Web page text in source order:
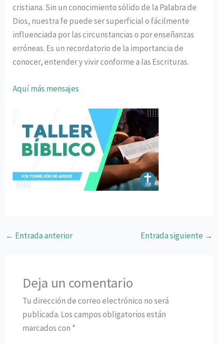
cristiana. Sin un conocimiento sólido de la Palabra de
Dios, nuestra fe puede ser superficial o fácilmente
influenciada por las circunstancias o por enseñanzas
erróneas. Es un recordatorio de la importancia de
conocer, entender y vivir conforme a las Escrituras.
Aquí más mensajes
← Entrada anterior Entrada siguiente →
Deja un comentario
Tu dirección de correo electrónico no será
publicada. Los campos obligatorios están
marcados con *